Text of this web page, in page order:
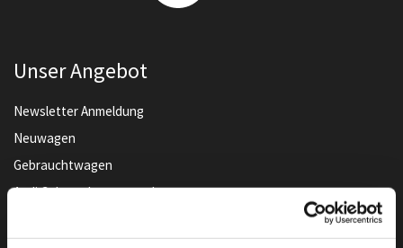
Unser Angebot
Newsletter Anmeldung
Neuwagen
Gebrauchtwagen
Audi Gebrauchtwagen :plus